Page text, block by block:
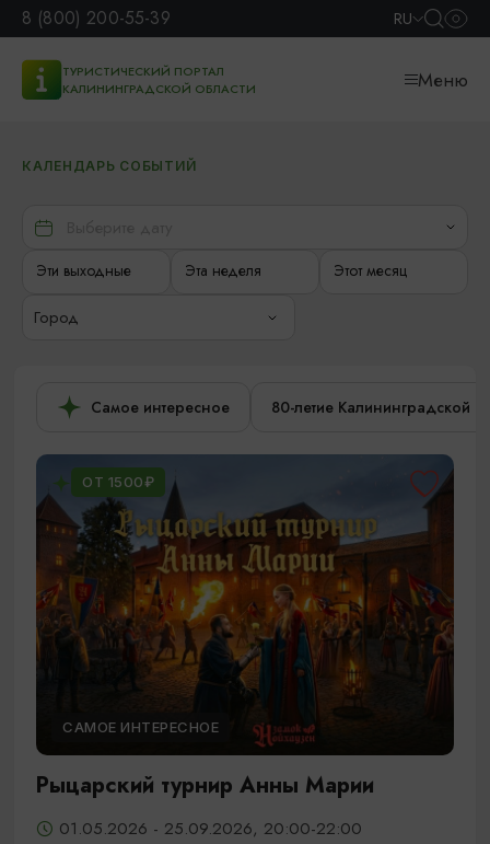
8 (800) 200-55-39 RU
ТУРИСТИЧЕСКИЙ ПОРТАЛ
КАЛИНИНГРАДСКОЙ ОБЛАСТИ
Меню
КАЛЕНДАРЬ СОБЫТИЙ
Эти выходные Эта неделя Этот месяц
Город
Самое интересное 80-летие Калининградской
ОТ 1500₽
САМОЕ ИНТЕРЕСНОЕ
Рыцарский турнир Анны Марии
01.05.2026 - 25.09.2026, 20:00-22:00